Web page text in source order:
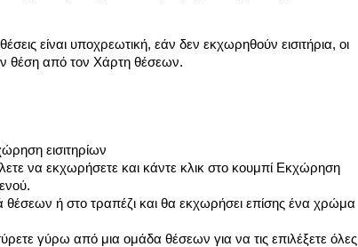
είναι υποχρεωτική, εάν δεν εκχωρηθούν εισιτήρια, οι
θέση από τον Χάρτη θέσεων.
εισιτηρίων
να εκχωρήσετε και κάντε κλικ στο κουμπί Εκχώρηση
θέσεων ή στο τραπέζι και θα εκχωρήσει επίσης ένα χρώμα
γύρω από μια ομάδα θέσεων για να τις επιλέξετε όλες